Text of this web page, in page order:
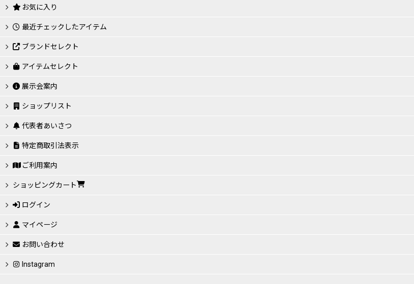
お気に入り
最近チェックしたアイテム
ブランドセレクト
アイテムセレクト
展示会案内
ショップリスト
代表者あいさつ
特定商取引法表示
ご利用案内
ショッピングカート
ログイン
マイページ
お問い合わせ
Instagram